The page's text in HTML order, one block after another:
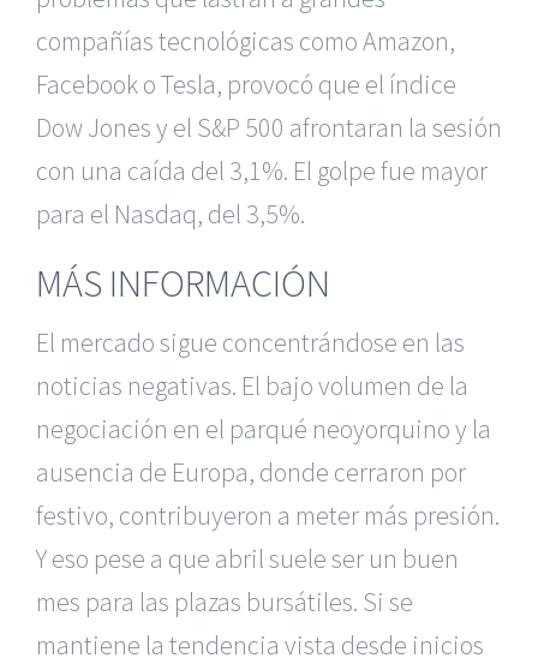
compañías tecnológicas como Amazon,
Facebook o Tesla, provocó que el índice
Dow Jones y el S&P 500 afrontaran la sesión
con una caída del 3,1%. El golpe fue mayor
para el Nasdaq, del 3,5%.
MÁS INFORMACIÓN
El mercado sigue concentrándose en las
noticias negativas. El bajo volumen de la
negociación en el parqué neoyorquino y la
ausencia de Europa, donde cerraron por
festivo, contribuyeron a meter más presión.
Y eso pese a que abril suele ser un buen
mes para las plazas bursátiles. Si se
mantiene la tendencia vista desde inicios